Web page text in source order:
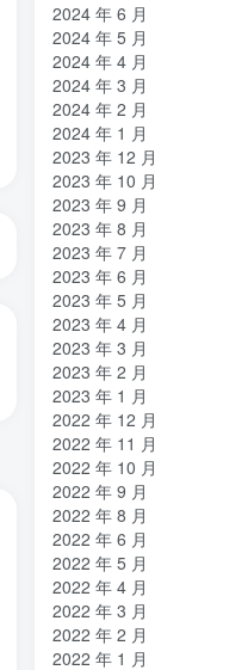
2024 年 6 月
2024 年 5 月
2024 年 4 月
2024 年 3 月
2024 年 2 月
2024 年 1 月
2023 年 12 月
2023 年 10 月
2023 年 9 月
2023 年 8 月
2023 年 7 月
2023 年 6 月
2023 年 5 月
2023 年 4 月
2023 年 3 月
2023 年 2 月
2023 年 1 月
2022 年 12 月
2022 年 11 月
2022 年 10 月
2022 年 9 月
2022 年 8 月
2022 年 6 月
2022 年 5 月
2022 年 4 月
2022 年 3 月
2022 年 2 月
2022 年 1 月